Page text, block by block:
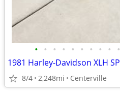
• • • • • • • • • •
1981 Harley-Davidson XLH
8/4 2,248mi Centerville